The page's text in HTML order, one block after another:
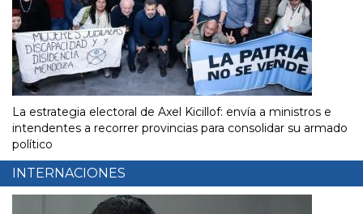
La estrategia electoral de Axel Kicillof: envía a ministros e
intendentes a recorrer provincias para consolidar su armado
político
INTERNACIONES